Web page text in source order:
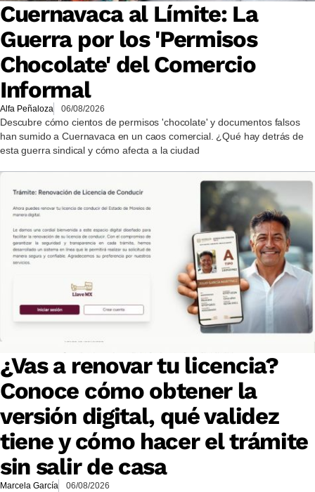
Cuernavaca al Límite: La
Guerra por los 'Permisos
Chocolate' del Comercio
Informal
Alfa Peñaloza 06/08/2026
Descubre cómo cientos de permisos 'chocolate' y documentos falsos
han sumido a Cuernavaca en un caos comercial. ¿Qué hay detrás de
esta guerra sindical y cómo afecta a la ciudad
¿Vas a renovar tu licencia?
Conoce cómo obtener la
versión digital, qué validez
tiene y cómo hacer el trámite
sin salir de casa
Marcela García 06/08/2026